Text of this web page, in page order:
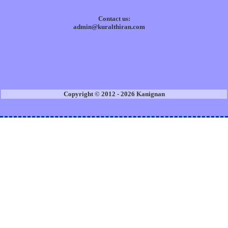
Contact us:
admin@kuralthiran.com
Copyright © 2012 - 2026 Kanignan